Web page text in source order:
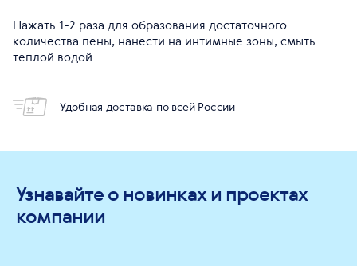
Нажать 1-2 раза для образования достаточного
количества пены, нанести на интимные зоны, смыть
теплой водой.
Удобная доставка по всей России
Узнавайте о новинках и проектах
компании